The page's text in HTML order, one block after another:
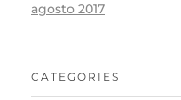
agosto 2017
CATEGORIES